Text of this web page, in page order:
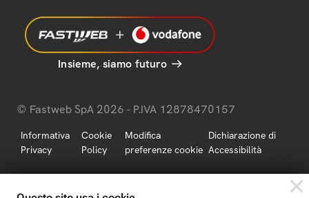
Insieme, siamo futuro
© Fastweb SpA 2026 - P.IVA 12878470157
Informativa
Privacy
Cookie
Policy
Modifica
preferenze cookie
Dichiarazione di
Accessibilità